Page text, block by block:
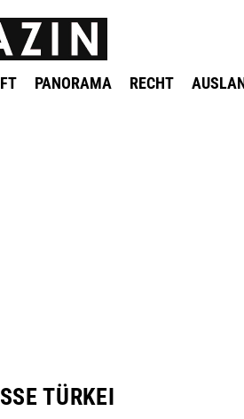
PANORAMA RECHT
TÜRKEI